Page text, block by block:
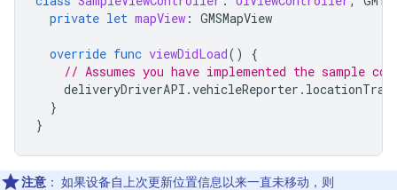
private let mapView : GMSMapView
override func viewDidLoad()
{
// Assumes you have implemented the sample
deliveryDriverAPI .vehicleReporter .
}
}
注意 ： 如果设备自上次更新位置信息以来一直未移动，则